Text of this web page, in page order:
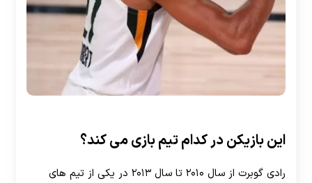
این بازیکن در کدام تیم بازی می کند؟
رادی گوبرت از سال ۲۰۱۰ تا سال ۲۰۱۳ در یکی از تیم های